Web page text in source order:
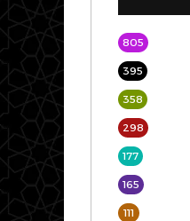
805
395
358
298
177
165
111